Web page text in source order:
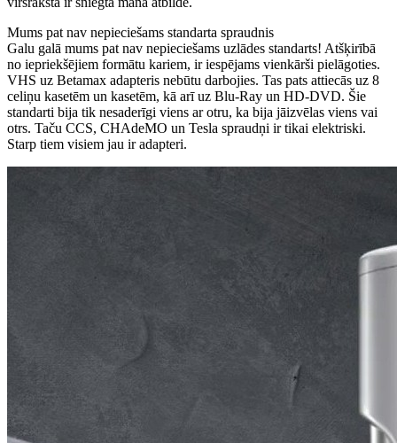
Mums pat nav nepieciešams standarta spraudnis
Galu galā mums pat nav nepieciešams uzlādes standarts! Atšķirībā
no iepriekšējiem formātu kariem, ir iespējams vienkārši pielāgoties.
VHS uz Betamax adapteris nebūtu darbojies. Tas pats attiecās uz 8
celiņu kasetēm un kasetēm, kā arī uz Blu-Ray un HD-DVD. Šie
standarti bija tik nesaderīgi viens ar otru, ka bija jāizvēlas viens vai
otrs. Taču CCS, CHAdeMO un Tesla spraudņi ir tikai elektriski.
Starp tiem visiem jau ir adapteri.